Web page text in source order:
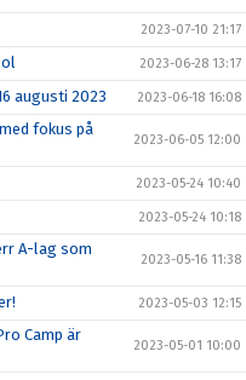
2023-07-10 21:17
2023-06-28 13:17
augusti 2023 2023-06-18 16:08
fokus på
2023-06-05 12:00
2023-05-24 10:40
2023-05-24 10:18
A-lag som
2023-05-16 11:38
2023-05-03 12:15
Camp är
2023-05-01 10:00